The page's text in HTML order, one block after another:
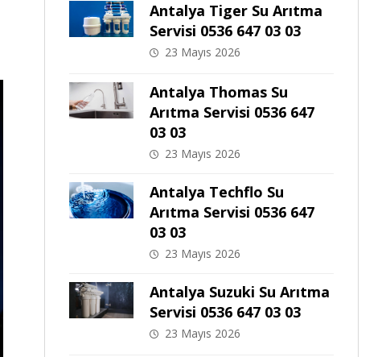
Antalya Tiger Su Arıtma
Servisi 0536 647 03 03
23 Mayıs 2026
Antalya Thomas Su
Arıtma Servisi 0536 647
03 03
23 Mayıs 2026
Antalya Techflo Su
Arıtma Servisi 0536 647
03 03
23 Mayıs 2026
Antalya Suzuki Su Arıtma
Servisi 0536 647 03 03
23 Mayıs 2026